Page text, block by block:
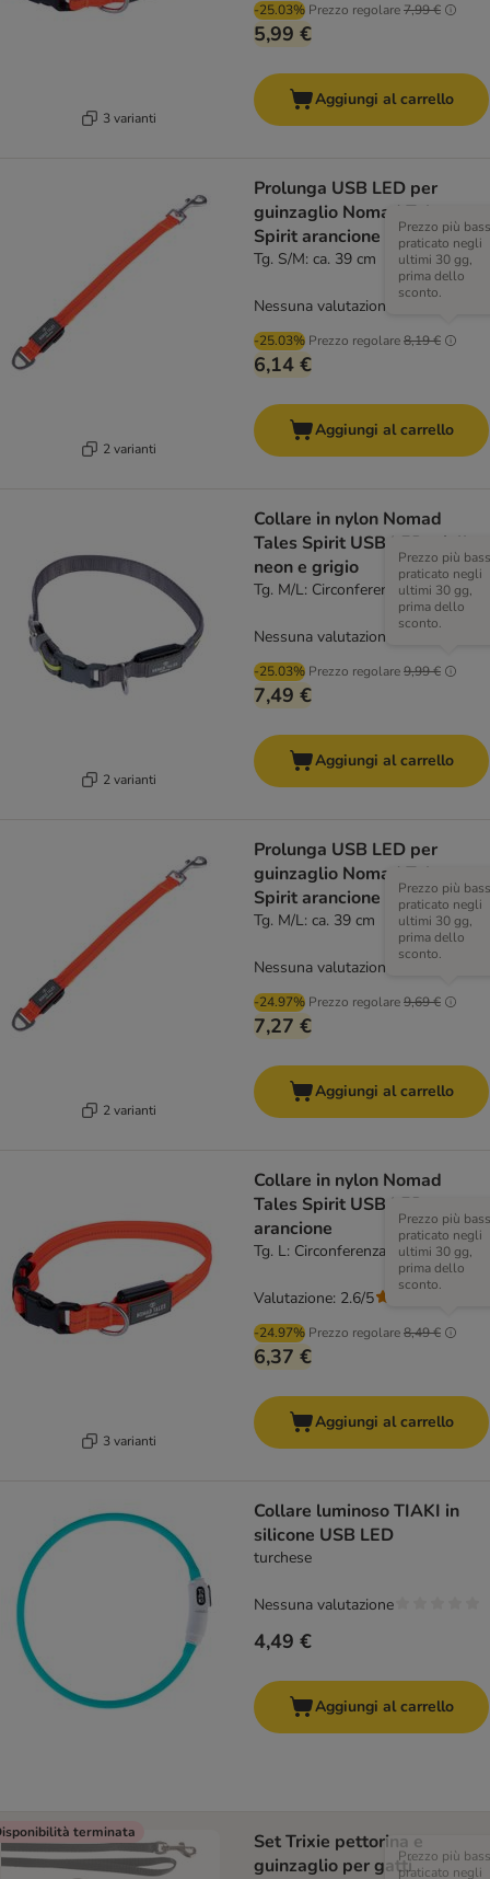
3 varianti
-25.03% Prezzo regolare7,99 €
5,99 €
Aggiungi al carrello
2 varianti
Prolunga USB LED per
guinzaglio Nomad Tales
Spirit arancione
Tg. S/M: ca. 39 cm
-25.03% Prezzo regolare8,19 €
Prezzo più
praticato negli
ultimi 30 gg,
prima dello
sconto.
6,14 €
Nessuna valutazione
Aggiungi al carrello
2 varianti
Collare in nylon Nomad
Tales Spirit USB LED, giallo
neon e grigio
Tg. M/L: Circonferenza 45-65 cm
-25.03% Prezzo regolare9,99 €
Prezzo più
praticato negli
ultimi 30 gg,
prima dello
sconto.
7,49 €
Nessuna valutazione
Aggiungi al carrello
2 varianti
Prolunga USB LED per
guinzaglio Nomad Tales
Spirit arancione
Tg. M/L: ca. 39 cm
-24.97% Prezzo regolare9,69 €
Prezzo più
praticato negli
ultimi 30 gg,
prima dello
sconto.
7,27 €
Nessuna valutazione
Aggiungi al carrello
3 varianti
Collare in nylon Nomad
Tales Spirit USB LED,
arancione
Tg. L: Circonferenza 45-65 cm
-24.97% Prezzo regolare8,49 €
Prezzo più
praticato negli
ultimi 30 gg,
prima dello
sconto.
6,37 €
Valutazione: 2.6/5
Aggiungi al carrello
Collare luminoso TIAKI in
silicone USB LED
turchese
4,49 €
Nessuna valutazione
Aggiungi al carrello
terminata
Set Trixie pettorina e
guinzaglio per gattiPrezzo più
praticato negli